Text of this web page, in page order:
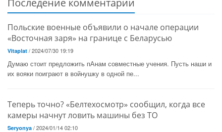
Последение комментарии
Польские военные объявили о начале операции
«Восточная заря» на границе с Беларусью
Vitaplat / 2024/07/30 19:19
Думаю стоит предложить пАнам совместные учения. Пусть наши и
их вояки поиграют в войнушку в одной пе...
Теперь точно? «Белтехосмотр» сообщил, когда все
камеры начнут ловить машины без ТО
Seryonya / 2024/01/14 02:10